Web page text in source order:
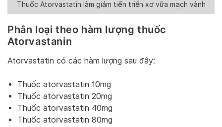
Thuốc Atorvastatin làm giảm tiến triển xơ vữa mạch vành
Phân loại theo hàm lượng thuốc
Atorvastanin
Atorvastatin có các hàm lượng sau đây:
Thuốc atorvastatin 10mg
Thuốc atorvastatin 20mg
Thuốc atorvastatin 40mg
Thuốc atorvastatin 80mg